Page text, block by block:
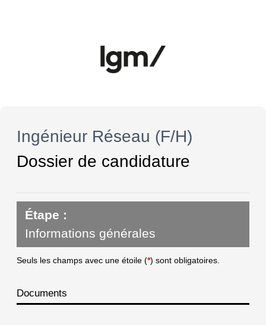
Ingénieur Réseau (F/H)
Dossier de candidature
Étape :
Informations générales
Seuls les champs avec une étoile (*) sont obligatoires.
Documents